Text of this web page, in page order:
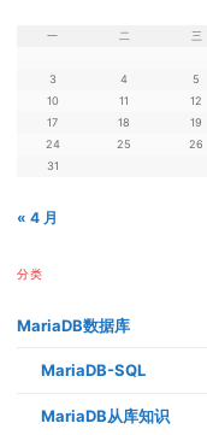
一 二 三
3
4 5
10
11 12
17
18 19
24
25 26
31
« 4 月
分类
MariaDB数据库
MariaDB-SQL
MariaDB从库知识